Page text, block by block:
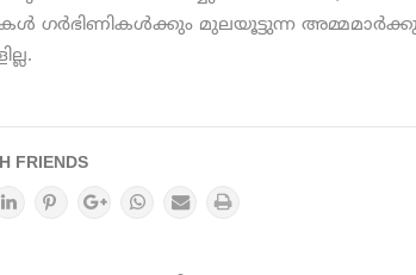
ഗര്‍ഭിണികള്‍ക്കും മുലയൂട്ടുന്ന
FRIENDS